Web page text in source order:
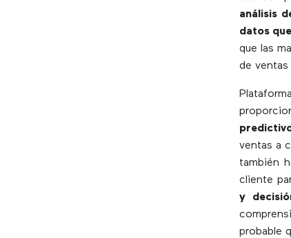
análisis
datos
que las
de
ventas a
también
cliente
y
probable